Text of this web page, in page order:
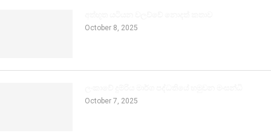
October 8, 2025
October 7, 2025